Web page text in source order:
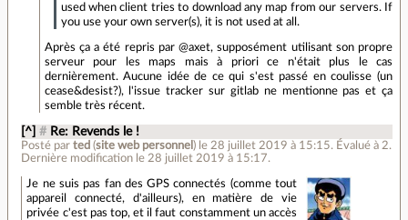
used when client tries to download any map from our servers. If
you use your own server(s), it is not used at all.
Après ça a été repris par @axet, supposément utilisant son propre
serveur pour les maps mais à priori ce n'était plus le cas
dernièrement. Aucune idée de ce qui s'est passé en coulisse (un
cease&desist?), l'issue tracker sur gitlab ne mentionne pas et ça
semble très récent.
[^] # Re: Revends le !
Posté parted (site web personnel ) le 28 juillet 2019 à 15:15. Évalué à 2.
Dernière modification le 28 juillet 2019 à 15:17.
Je ne suis pas fan des GPS connectés (comme tout
appareil connecté, d'ailleurs), en matière de vie
privée c'est pas top, et il faut constamment un accès